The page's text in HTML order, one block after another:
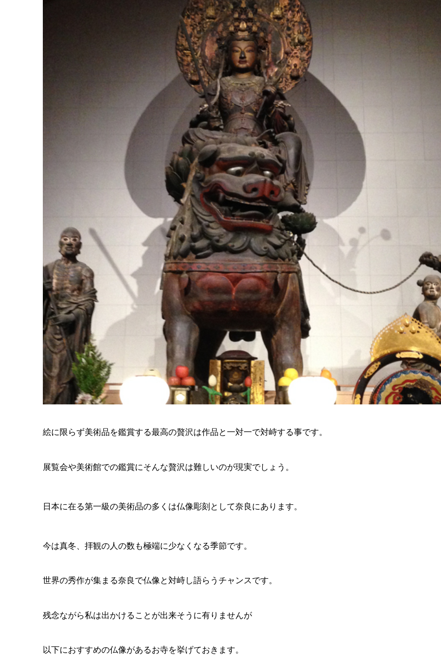
絵に限らず美術品を鑑賞する最高の贅沢は作品と一対一で対峙する事です。
展覧会や美術館での鑑賞にそんな贅沢は難しいのが現実でしょう。
日本に在る第一級の美術品の多くは仏像彫刻として奈良にあります。
今は真冬、拝観の人の数も極端に少なくなる季節です。
世界の秀作が集まる奈良で仏像と対峙し語らうチャンスです。
残念ながら私は出かけることが出来そうに有りませんが
以下におすすめの仏像があるお寺を挙げておきます。